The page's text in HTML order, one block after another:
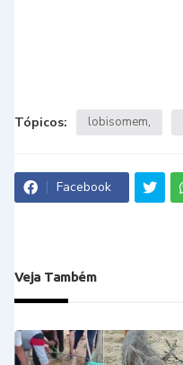
Tópicos: lobisomem
Facebook
Veja Também